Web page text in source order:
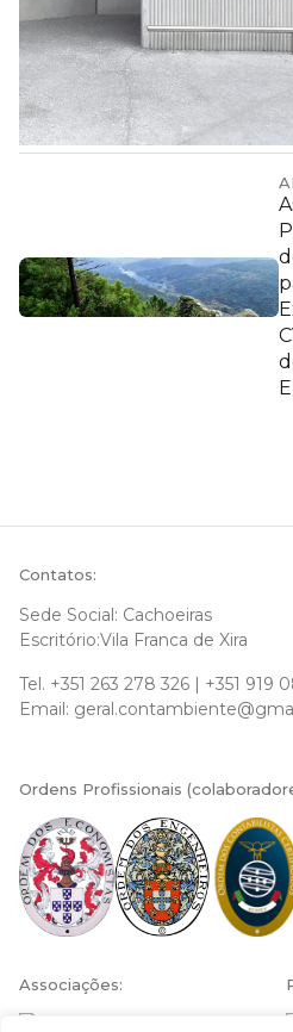
Contatos:
Sede Social: Cachoeiras
Escritório:Vila Franca de Xira
Tel. +351 263 278 326
+351 919
Email:
Ordens Profissionais
Associações: